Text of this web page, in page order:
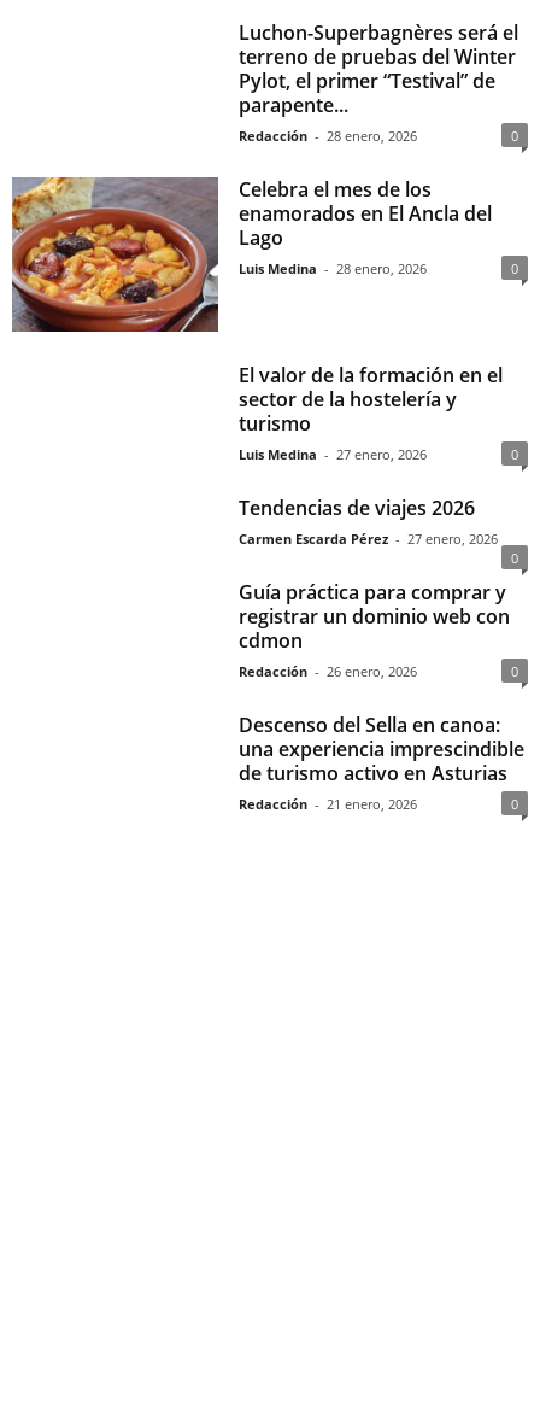
Luchon-Superbagnères será el
terreno de pruebas del Winter
Pylot, el primer “Testival” de
parapente...
Redacción - 28 enero, 2026 0
Celebra el mes de los
enamorados en El Ancla del
Lago
Luis Medina - 28 enero, 2026 0
El valor de la formación en el
sector de la hostelería y
turismo
Luis Medina - 27 enero, 2026 0
Tendencias de viajes 2026
Carmen Escarda Pérez - 27 enero, 2026
0
Guía práctica para comprar y
registrar un dominio web con
cdmon
Redacción - 26 enero, 2026 0
Descenso del Sella en canoa:
una experiencia imprescindible
de turismo activo en Asturias
Redacción - 21 enero, 2026 0